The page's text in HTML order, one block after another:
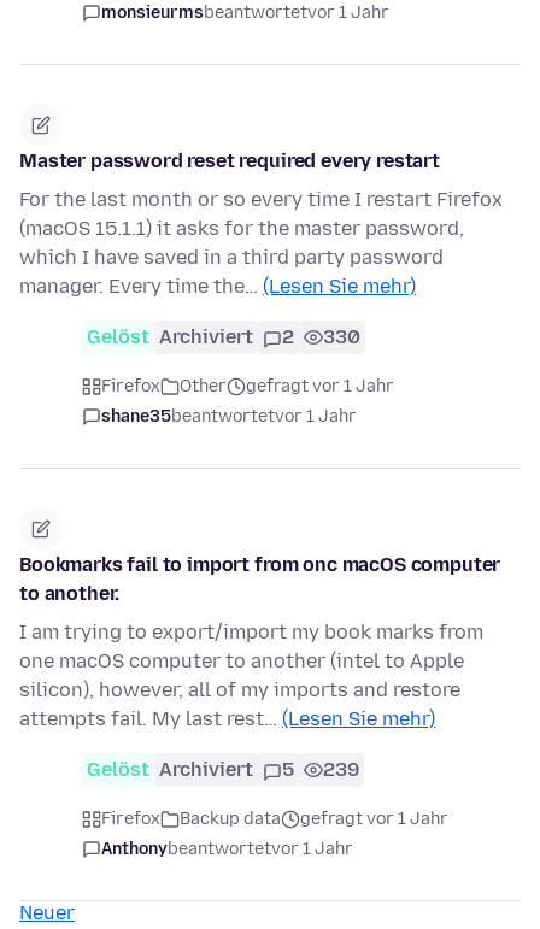
monsieurmsbeantwortetvor 1 Jahr
Master password reset required every restart
For the last month or so every time I restart Firefox
(macOS 15.1.1) it asks for the master password,
which I have saved in a third party password
manager. Every time the… (Lesen Sie mehr)
Gelöst Archiviert 2 330
Firefox Other
gefragt vor 1 Jahr
shane35beantwortetvor 1 Jahr
Bookmarks fail to import from onc macOS computer
to another.
I am trying to export/import my book marks from
one macOS computer to another (intel to Apple
silicon), however, all of my imports and restore
attempts fail. My last rest… (Lesen Sie mehr)
Gelöst Archiviert 5 239
Firefox Backup data
gefragt vor 1 Jahr
Anthonybeantwortetvor 1 Jahr
Neuer